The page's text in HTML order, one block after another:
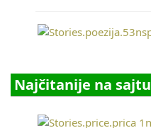
Najčitanije na sajtu